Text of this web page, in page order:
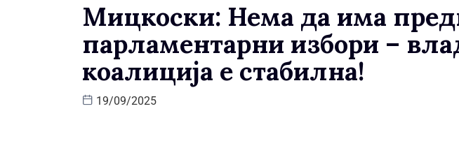
Мицкоски: Нема да има
парламентарни избори –
коалиција е стабилна!
19/09/2025